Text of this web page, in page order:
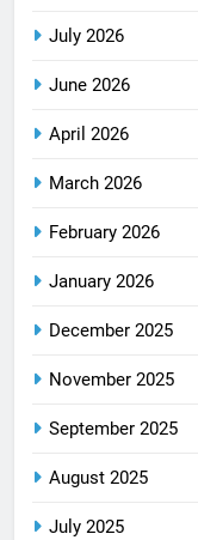
July 2026
June 2026
April 2026
March 2026
February 2026
January 2026
December 2025
November 2025
September 2025
August 2025
July 2025